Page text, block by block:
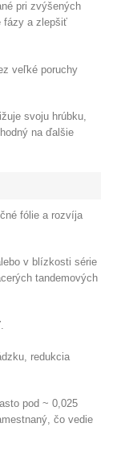
pri zvýšených
fázy a zlepšiť
veľké poruchy
svoju hrúbku,
na ďalšie
fólie a rozvíja
v blízkosti série
tandemových
redukcia
pod ~ 0,025
čo vedie